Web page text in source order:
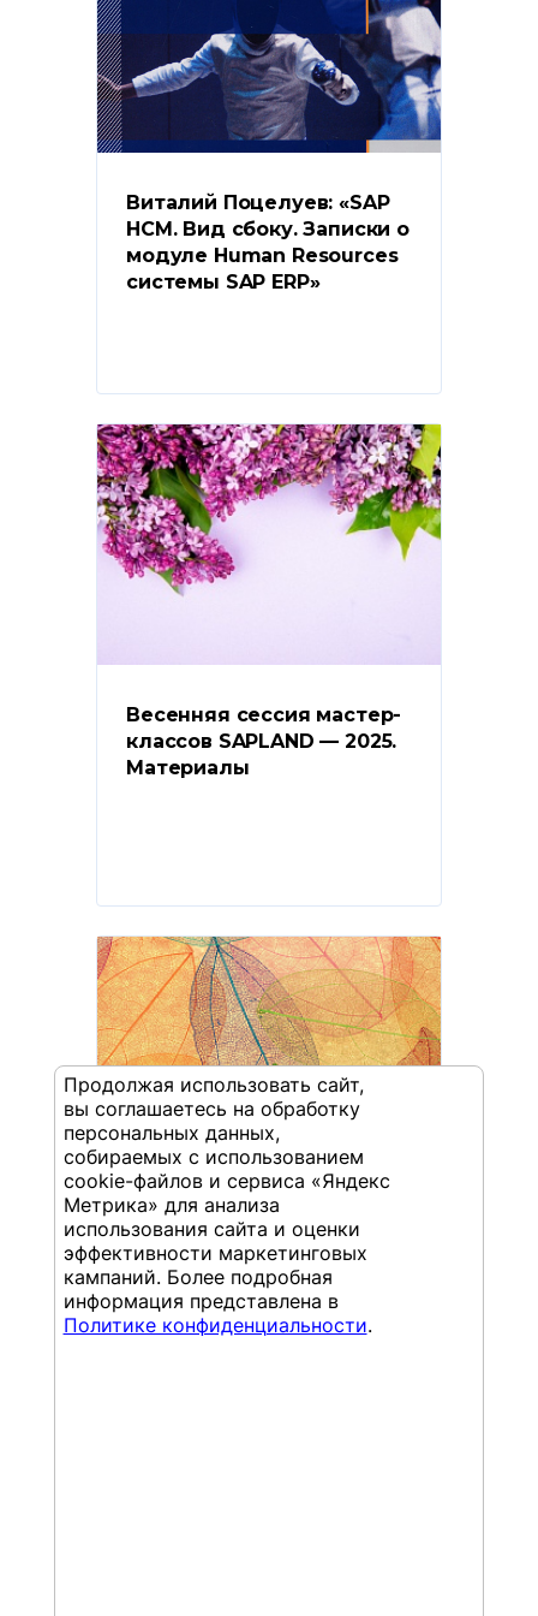
Виталий Поцелуев: «SAP
HCM. Вид сбоку. Записки о
модуле Human Resources
системы SAP ERP»
Весенняя сессия мастер-
классов SAPLAND — 2025.
Материалы
Осенняя сессия мастер-
классов'24. Материалы
Продолжая использовать сайт,
вы соглашаетесь на обработку
персональных данных,
собираемых с использованием
cookie-файлов и сервиса «Яндекс
Метрика» для анализа
использования сайта и оценки
эффективности маркетинговых
кампаний. Более подробная
информация представлена в
Политике конфиденциальности.